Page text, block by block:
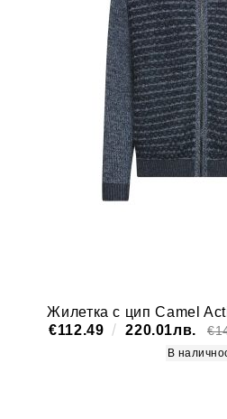
Жилетка с цип Camel
€112.49
220.01лв.
В